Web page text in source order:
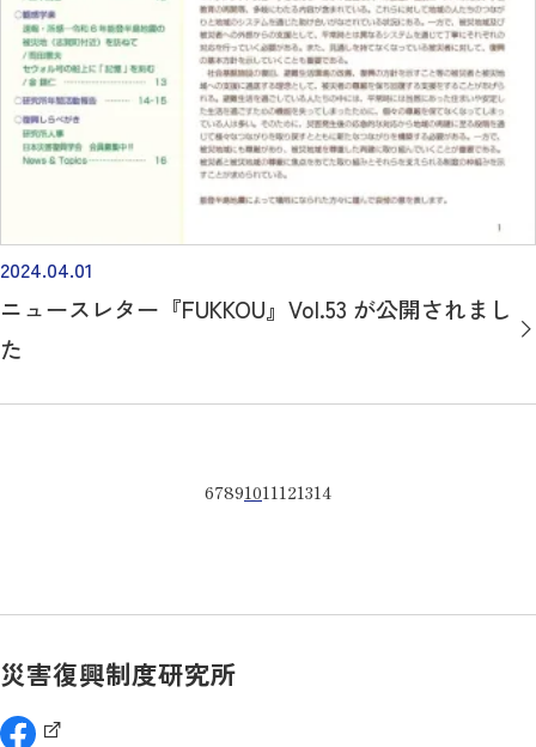
2024.04.01
ニュースレター『FUKKOU』Vol.53 が公開されまし
た
67891011121314
災害復興制度研究所